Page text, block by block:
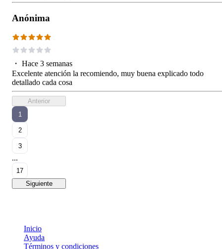
Anónima
・ Hace 3 semanas
Excelente atención la recomiendo, muy buena explicado todo
detallado cada cosa
Anterior
1
2
3
...
17
Siguiente
Inicio
Ayuda
Términos y condiciones